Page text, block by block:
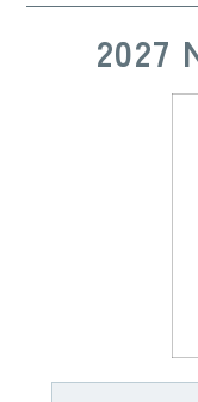
2027